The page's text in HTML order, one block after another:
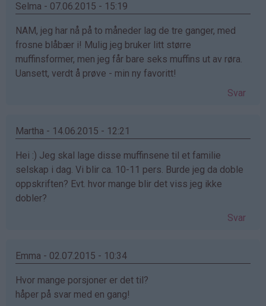
Selma - 07.06.2015 - 15:19
NAM, jeg har nå på to måneder lag de tre ganger, med
frosne blåbær i! Mulig jeg bruker litt større
muffinsformer, men jeg får bare seks muffins ut av røra.
Uansett, verdt å prøve - min ny favoritt!
Svar
Martha - 14.06.2015 - 12:21
Hei :) Jeg skal lage disse muffinsene til et familie
selskap i dag. Vi blir ca. 10-11 pers. Burde jeg da doble
oppskriften? Evt. hvor mange blir det viss jeg ikke
dobler?
Svar
Emma - 02.07.2015 - 10:34
Hvor mange porsjoner er det til?
håper på svar med en gang!